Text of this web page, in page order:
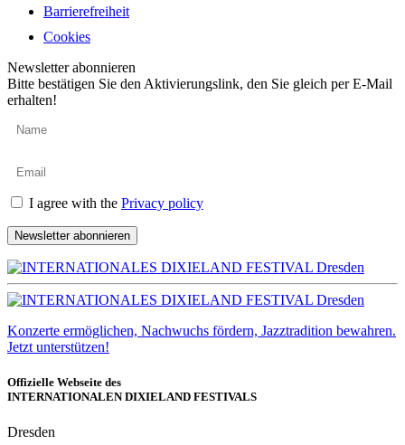
Barrierefreiheit
Cookies
Newsletter abonnieren
Bitte bestätigen Sie den Aktivierungslink, den Sie gleich per E-Mail
erhalten!
I agree with the Privacy policy
Newsletter abonnieren
Konzerte ermöglichen, Nachwuchs fördern, Jazztradition bewahren.
Jetzt unterstützen!
Offizielle Webseite des
INTERNATIONALEN DIXIELAND FESTIVALS
Dresden